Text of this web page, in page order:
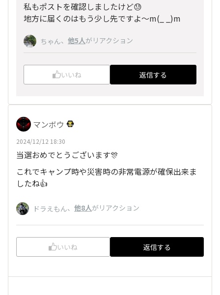
私もポストを確認しましたけど😓
地方に届くのはもう少し先ですよ～m(_ _)m
ちゃん、 他5人がリアクション
いいね 返信する
マンボウ
2024/12/12 18:30
当選おめでとうございます🎊
これでキャンプ時や災害時の非常電源が確保出来ま
したね👍
ドラえもん、 他8人がリアクション
いいね 返信する